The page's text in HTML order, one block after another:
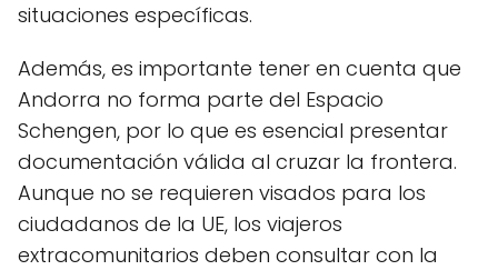
situaciones específicas.
Además, es importante tener en cuenta que
Andorra no forma parte del Espacio
Schengen, por lo que es esencial presentar
documentación válida al cruzar la frontera.
Aunque no se requieren visados para los
ciudadanos de la UE, los viajeros
extracomunitarios deben consultar con la